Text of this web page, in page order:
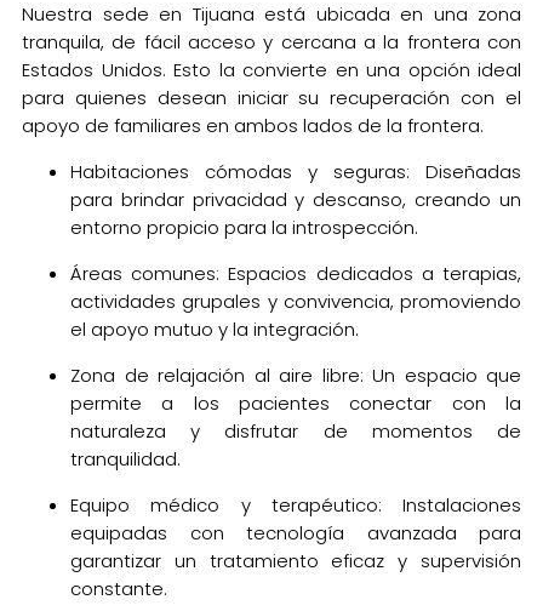
Nuestra sede en Tijuana está ubicada en una zona
tranquila, de fácil acceso y cercana a la frontera con
Estados Unidos. Esto la convierte en una opción ideal
para quienes desean iniciar su recuperación con el
apoyo de familiares en ambos lados de la frontera.
Habitaciones cómodas y seguras: Diseñadas
para brindar privacidad y descanso, creando un
entorno propicio para la introspección.
Áreas comunes: Espacios dedicados a terapias,
actividades grupales y convivencia, promoviendo
el apoyo mutuo y la integración.
Zona de relajación al aire libre: Un espacio que
permite a los pacientes conectar con la
naturaleza y disfrutar de momentos de
tranquilidad.
Equipo médico y terapéutico: Instalaciones
equipadas con tecnología avanzada para
garantizar un tratamiento eficaz y supervisión
constante.